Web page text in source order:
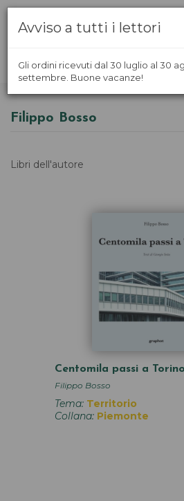
Filippo Bosso
Libri dell'autore
Centomila passi a Torino
Filippo Bosso
Tema: Territorio
Collana: Piemonte
Avviso a tutti i lettori
Gli ordini ricevuti dal 30 luglio al 30
settembre. Buone vacanze!